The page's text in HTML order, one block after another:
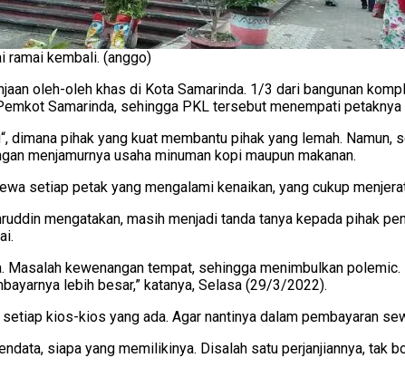
ramai kembali. (anggo)
oleh-oleh khas di Kota Samarinda. 1/3 dari bangunan
Samarinda, sehingga PKL tersebut menempati
pihak yang kuat membantu pihak yang lemah.
menjamurnya usaha minuman kopi maupun makanan.
setiap petak yang mengalami kenaikan, yang cukup
mengatakan, masih menjadi tanda tanya kepada pihak
Masalah kewenangan tempat, sehingga menimbulkan
lebih besar,” katanya, Selasa (29/3/2022).
kios-kios yang ada. Agar nantinya dalam pembayaran
siapa yang memilikinya. Disalah satu perjanjiannya, tak